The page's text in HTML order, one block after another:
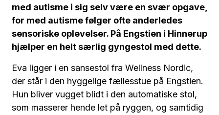
med autisme i sig selv være en svær opgave,
for med autisme følger ofte anderledes
sensoriske oplevelser. På Engstien i Hinnerup
hjælper en helt særlig gyngestol med dette.
Eva ligger i en sansestol fra Wellness Nordic,
der står i den hyggelige fællesstue på Engstien.
Hun bliver vugget blidt i den automatiske stol,
som masserer hende let på ryggen, og samtidig